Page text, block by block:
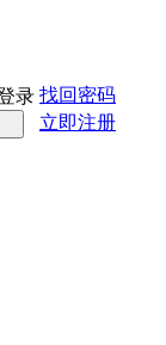
录 找回密码
立即注册